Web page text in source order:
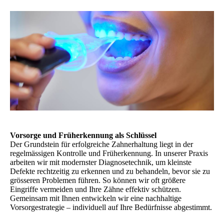
Vorsorge und Früherkennung als Schlüssel
Der Grundstein für erfolgreiche Zahnerhaltung liegt in der
regelmässigen Kontrolle und Früherkennung. In unserer Praxis
arbeiten wir mit modernster Diagnosetechnik, um kleinste
Defekte rechtzeitig zu erkennen und zu behandeln, bevor sie zu
grösseren Problemen führen. So können wir oft größere
Eingriffe vermeiden und Ihre Zähne effektiv schützen.
Gemeinsam mit Ihnen entwickeln wir eine nachhaltige
Vorsorgestrategie – individuell auf Ihre Bedürfnisse abgestimmt.